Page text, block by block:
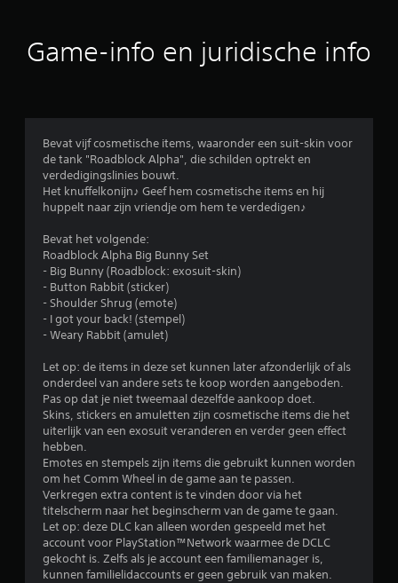
e
n
e
Game-info en juridische info
Bevat vijf cosmetische items, waaronder een suit-skin voor
de tank "Roadblock Alpha", die schilden optrekt en
verdedigingslinies bouwt.
Het knuffelkonijn♪ Geef hem cosmetische items en hij
huppelt naar zijn vriendje om hem te verdedigen♪
Bevat het volgende:
Roadblock Alpha Big Bunny Set
- Big Bunny (Roadblock: exosuit-skin)
- Button Rabbit (sticker)
- Shoulder Shrug (emote)
- I got your back! (stempel)
- Weary Rabbit (amulet)
Let op: de items in deze set kunnen later afzonderlijk of als
onderdeel van andere sets te koop worden aangeboden.
Pas op dat je niet tweemaal dezelfde aankoop doet.
Skins, stickers en amuletten zijn cosmetische items die het
uiterlijk van een exosuit veranderen en verder geen effect
hebben.
Emotes en stempels zijn items die gebruikt kunnen worden
om het Comm Wheel in de game aan te passen.
Verkregen extra content is te vinden door via het
titelscherm naar het beginscherm van de game te gaan.
Let op: deze DLC kan alleen worden gespeeld met het
account voor PlayStation™Network waarmee de DCLC
gekocht is. Zelfs als je account een familiemanager is,
kunnen familielidaccounts er geen gebruik van maken.